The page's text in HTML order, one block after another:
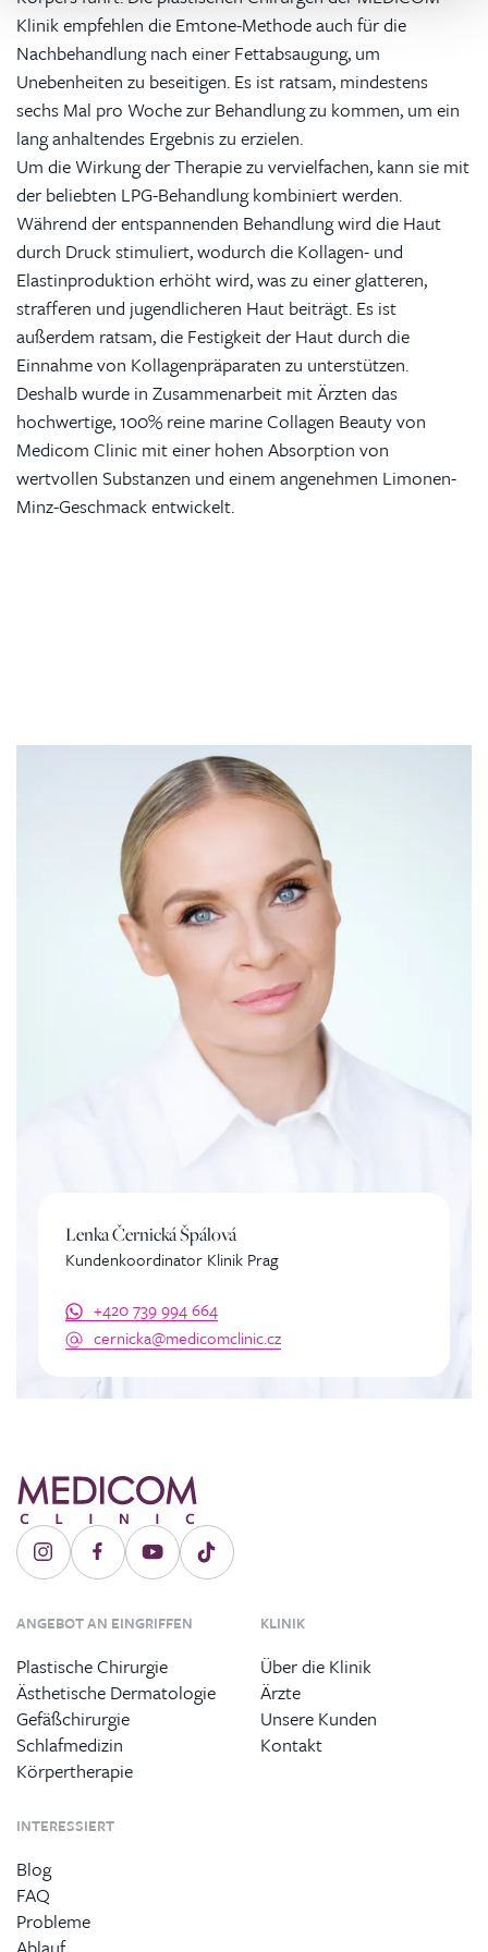
Klinik empfehlen die Emtone-Methode auch für die
Nachbehandlung nach einer Fettabsaugung, um
Unebenheiten zu beseitigen. Es ist ratsam, mindestens
sechs Mal pro Woche zur Behandlung zu kommen, um ein
lang anhaltendes Ergebnis zu erzielen.
Um die Wirkung der Therapie zu vervielfachen, kann sie mit
der beliebten LPG-Behandlung kombiniert werden.
Während der entspannenden Behandlung wird die Haut
durch Druck stimuliert, wodurch die Kollagen- und
Elastinproduktion erhöht wird, was zu einer glatteren,
strafferen und jugendlicheren Haut beiträgt. Es ist
außerdem ratsam, die Festigkeit der Haut durch die
Einnahme von Kollagenpräparaten zu unterstützen.
Deshalb wurde in Zusammenarbeit mit Ärzten das
hochwertige, 100% reine marine Collagen Beauty von
Medicom Clinic mit einer hohen Absorption von
wertvollen Substanzen und einem angenehmen Limonen-
Minz-Geschmack entwickelt.
Lenka Černická Špálová
Kundenkoordinator Klinik Prag
+420 739 994 664
cernicka@medicomclinic.cz
ANGEBOT AN EINGRIFFEN
Plastische Chirurgie
Ästhetische Dermatologie
Gefäßchirurgie
Schlafmedizin
Körpertherapie
KLINIK
Über die Klinik
Ärzte
Unsere Kunden
Kontakt
INTERESSIERT
Blog
FAQ
Probleme